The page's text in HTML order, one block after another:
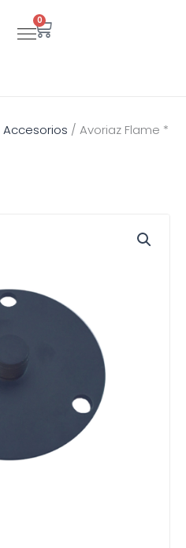
0
Carrito
Accesorios / Avoriaz Flame *